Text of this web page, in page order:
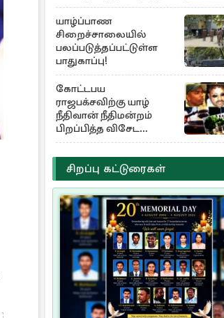
யாழ்ப்பாண
சிறைச்சாலையில்
பலப்படுத்தப்பட்டுள்ள
பாதுகாப்பு!
கோட்டபய
ராஜபக்சவிற்கு யாழ்
நீதிவான் நீதிமன்றம்
பிறப்பித்த விசேட
உத்தரவு!
சிறப்பு கட்டுரைகள்